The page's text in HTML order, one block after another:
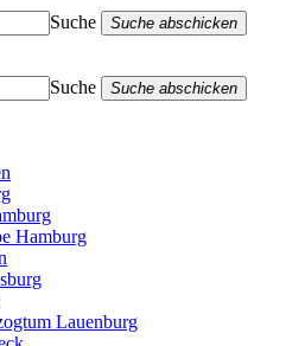
Suche
Suche abschicken
Suche
Suche abschicken
Hamburg
Lauenburg